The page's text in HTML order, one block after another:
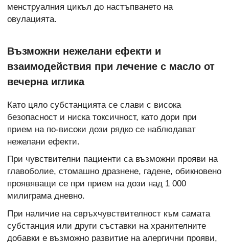
менструалния цикъл до настъпването на
овулацията.
Възможни нежелани ефекти и
взаимодействия при лечение с масло от
вечерна иглика
Като цяло субстанцията се слави с висока
безопасност и ниска токсичност, като дори при
прием на по-високи дози рядко се наблюдават
нежелани ефекти.
При чувствителни пациенти са възможни прояви на
главоболие, стомашно дразнене, гадене, обикновено
проявяващи се при прием на дози над 1 000
милиграма дневно.
При наличие на свръхчувствителност към самата
субстанция или други съставки на хранителните
добавки е възможно развитие на алергични прояви,